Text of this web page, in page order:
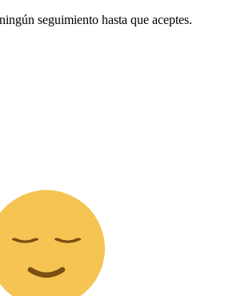
seguimiento hasta que aceptes.